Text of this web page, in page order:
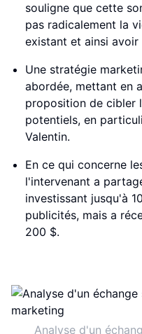
souligne que cette
pas radicalement la
existant et ainsi
Une stratégie
abordée, mettant en
proposition de cibler
potentiels, en
Valentin.
En ce qui concerne
l'intervenant a
investissant jusqu'à
publicités, mais a
200 $.
Analyse d'un